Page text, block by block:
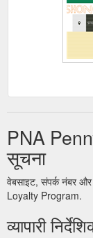
PNA
सूचना
वेबसाइट, संपर्क नंबर और
Loyalty Program.
व्यापारी